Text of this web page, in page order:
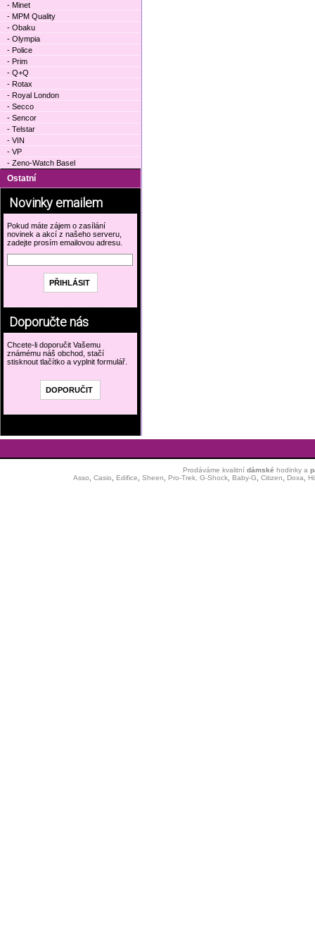
- Minet
- MPM Quality
- Obaku
- Olympia
- Police
- Prim
- Q+Q
- Rotax
- Royal London
- Secco
- Sencor
- Telstar
- VIN
- VP
- Zeno-Watch Basel
Ostatní
Novinky emailem
Pokud máte zájem o zasílání
novinek a akcí z našeho serveru,
zadejte prosím emailovou adresu.
Doporučte nás
Chcete-li doporučit Vašemu
známému náš obchod, stačí
stisknout tlačítko a vyplnit formulář.
Prodáváme kvalitní dámské hodinkya
Asso
Casio Edifice Sheen Pro-Trek, G-Shock, Baby-G Citizen Doxa